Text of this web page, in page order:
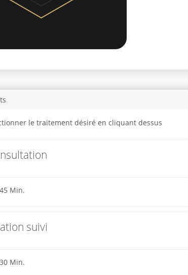
le traitement désiré en cliquant dessus
Min.
suivi
Min.